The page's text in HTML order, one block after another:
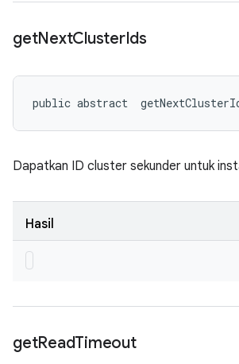
getNextClusterIds
public abstract
Dapatkan ID cluster sekunder untuk
Hasil
getReadTimeout